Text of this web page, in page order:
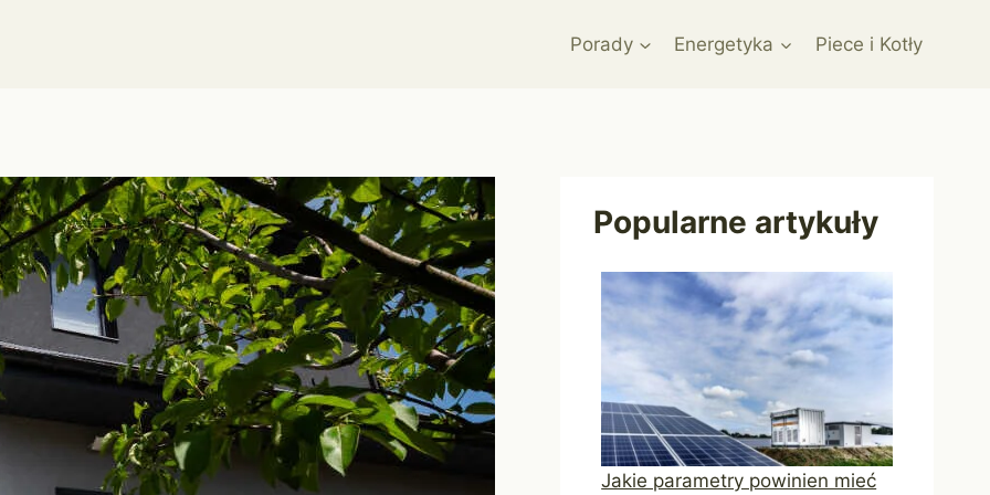
Porady Energetyka Piece i Kotły
Popularne artykuły
Jakie parametry powinien mieć